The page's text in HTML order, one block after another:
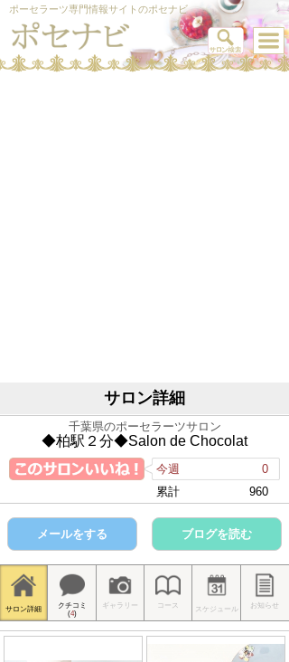
ポーセラーツ専門情報サイトのポセナビ
サロン詳細
千葉県のポーセラーツサロン
◆柏駅２分◆Salon de Chocolat
今週
0
累計
960
メールをする ブログを読む
サロン詳細
クチコミ
(4)
ギャラリー コース スケジュール お知らせ